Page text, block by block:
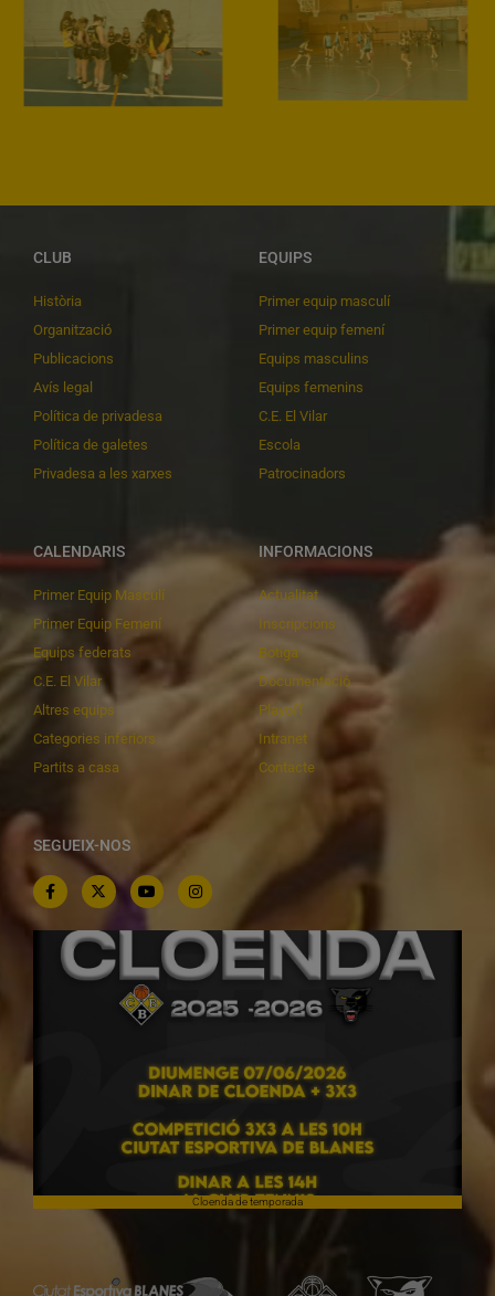
CLUB
Història
Organització
Publicacions
Avís legal
Política de privadesa
Política de galetes
Privadesa a les xarxes
EQUIPS
Primer equip masculí
Primer equip femení
Equips masculins
Equips femenins
C.E. El Vilar
Escola
Patrocinadors
CALENDARIS
Primer Equip Masculí
Primer Equip Femení
Equips federats
C.E. El Vilar
Altres equips
Categories inferiors
Partits a casa
INFORMACIONS
Actualitat
Inscripcions
Botiga
Documentació
Playoff
Intranet
Contacte
SEGUEIX-NOS
Cloenda de temporada